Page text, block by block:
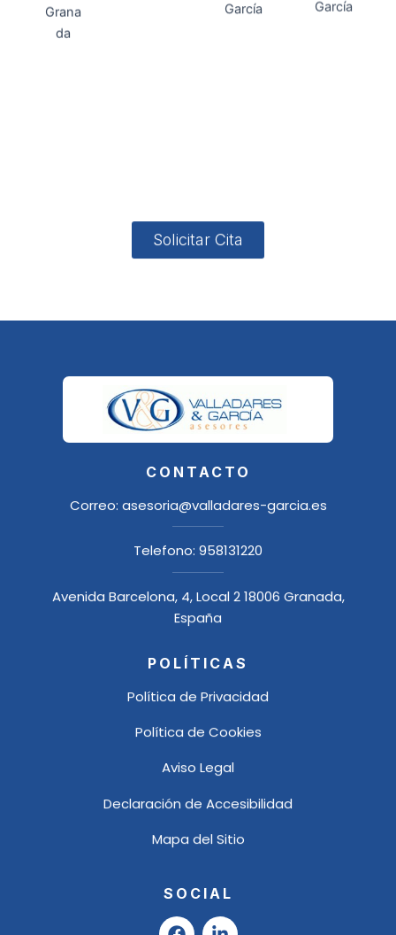
Solicitar Cita
CONTACTO
Correo: asesoria@valladares-garcia.es
Telefono: 958131220
Avenida Barcelona, 4, Local 2 18006 Granada,
España
POLÍTICAS
Política de Privacidad
Política de Cookies
Aviso Legal
Declaración de Accesibilidad
Mapa del Sitio
SOCIAL
F
L